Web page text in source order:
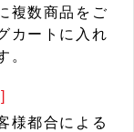
複数商品をご
カートに入れ
。
様都合による